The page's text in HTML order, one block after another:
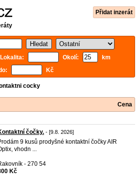
Přidat inzerát
Lokalita:
Okolí:
km
Kč
cocky
Cena
čočky. - [9.8. 2026]
9 kusů prodyšné kontaktní čočky AIR
vhodn ...
- 270 54
Kč